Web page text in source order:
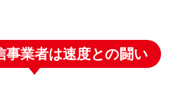
事業者は速度との闘い